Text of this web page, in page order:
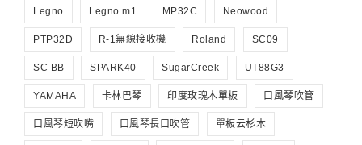
Legno Legno m1 MP32C Neowood
PTP32D R-1無線接收機 Roland SC09
SC BB SPARK40 SugarCreek UT88G3
YAMAHA 卡林巴琴 印度玫瑰木單板 口風琴吹管
口風琴短吹嘴 口風琴長口吹管 單板云杉木